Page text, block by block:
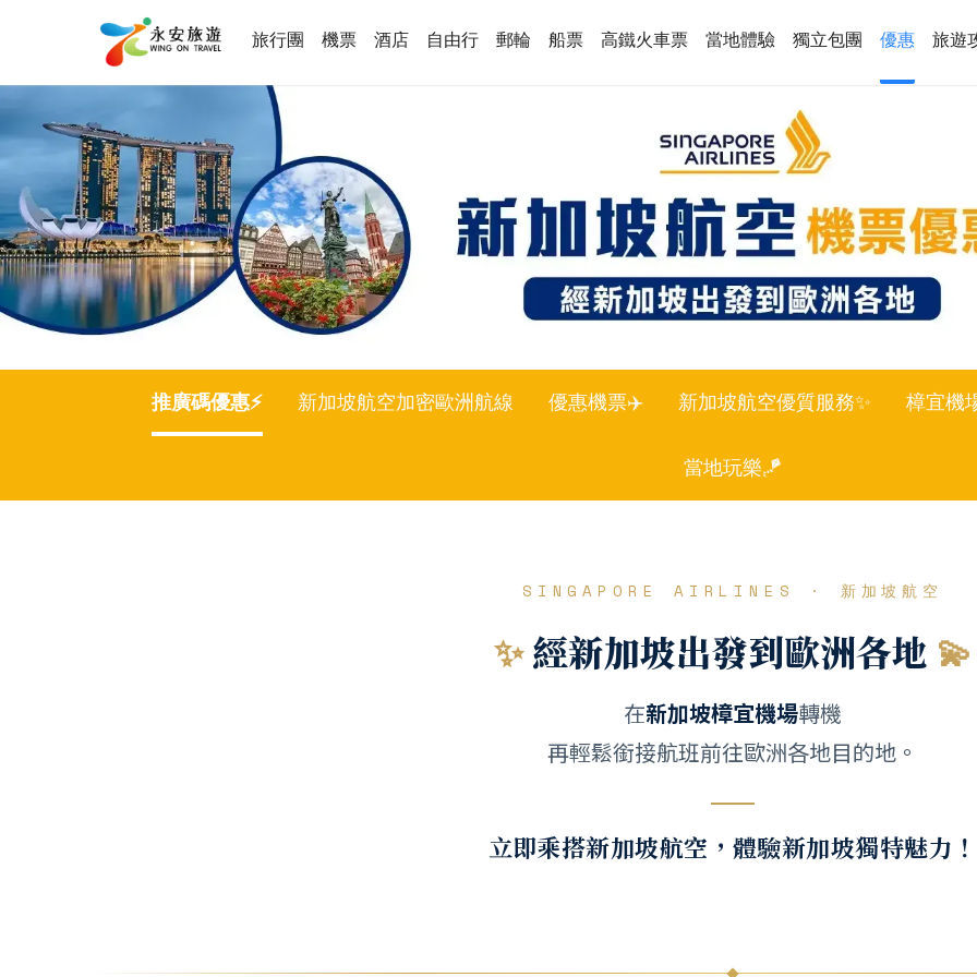
旅行團 機票 酒店 自由行 郵輪 船票 高鐵火車票 當地體驗 獨立包團 優惠 旅遊
推廣碼優惠⚡️ 新加坡航空加密歐洲航線 優惠機票✈️ 新加坡航空優質服務✨ 樟宜機
當地玩樂🪁
SINGAPORE AIRLINES · 新加坡航空
✨經新加坡出發到歐洲各地 💫
在新加坡樟宜機場轉機
再輕鬆銜接航班前往歐洲各地目的地。
立即乘搭新加坡航空，體驗新加坡獨特魅力！